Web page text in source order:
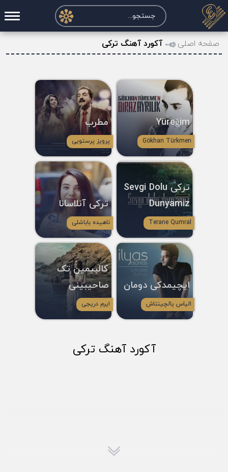
صفحه اصلی
نت و تبلچر
تماس با ما
حساب کاربری
صفحه اصلی آکورد آهنگ ترکی
Yüreğim
Gökhan Türkmen
مطرب
پرویز پرستویی
ترکی Sevgi Dolu
Dunyamiz
Terane Qumral
ترکی آنلاسانا
ناهیده باباشلی
ایچیمدکی دومان
الیاس یالچینتاش
کالبیمین تک
صاحیبینی
ایرم دریجی
آکورد آهنگ ترکی